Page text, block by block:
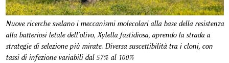
Nuove ricerche svelano i meccanismi molecolari alla base della resistenza
alla batteriosi letale dell'olivo, Xylella fastidiosa, aprendo la strada a
strategie di selezione più mirate. Diversa suscettibilità tra i cloni, con
tassi di infezione variabili dal 57% al 100%